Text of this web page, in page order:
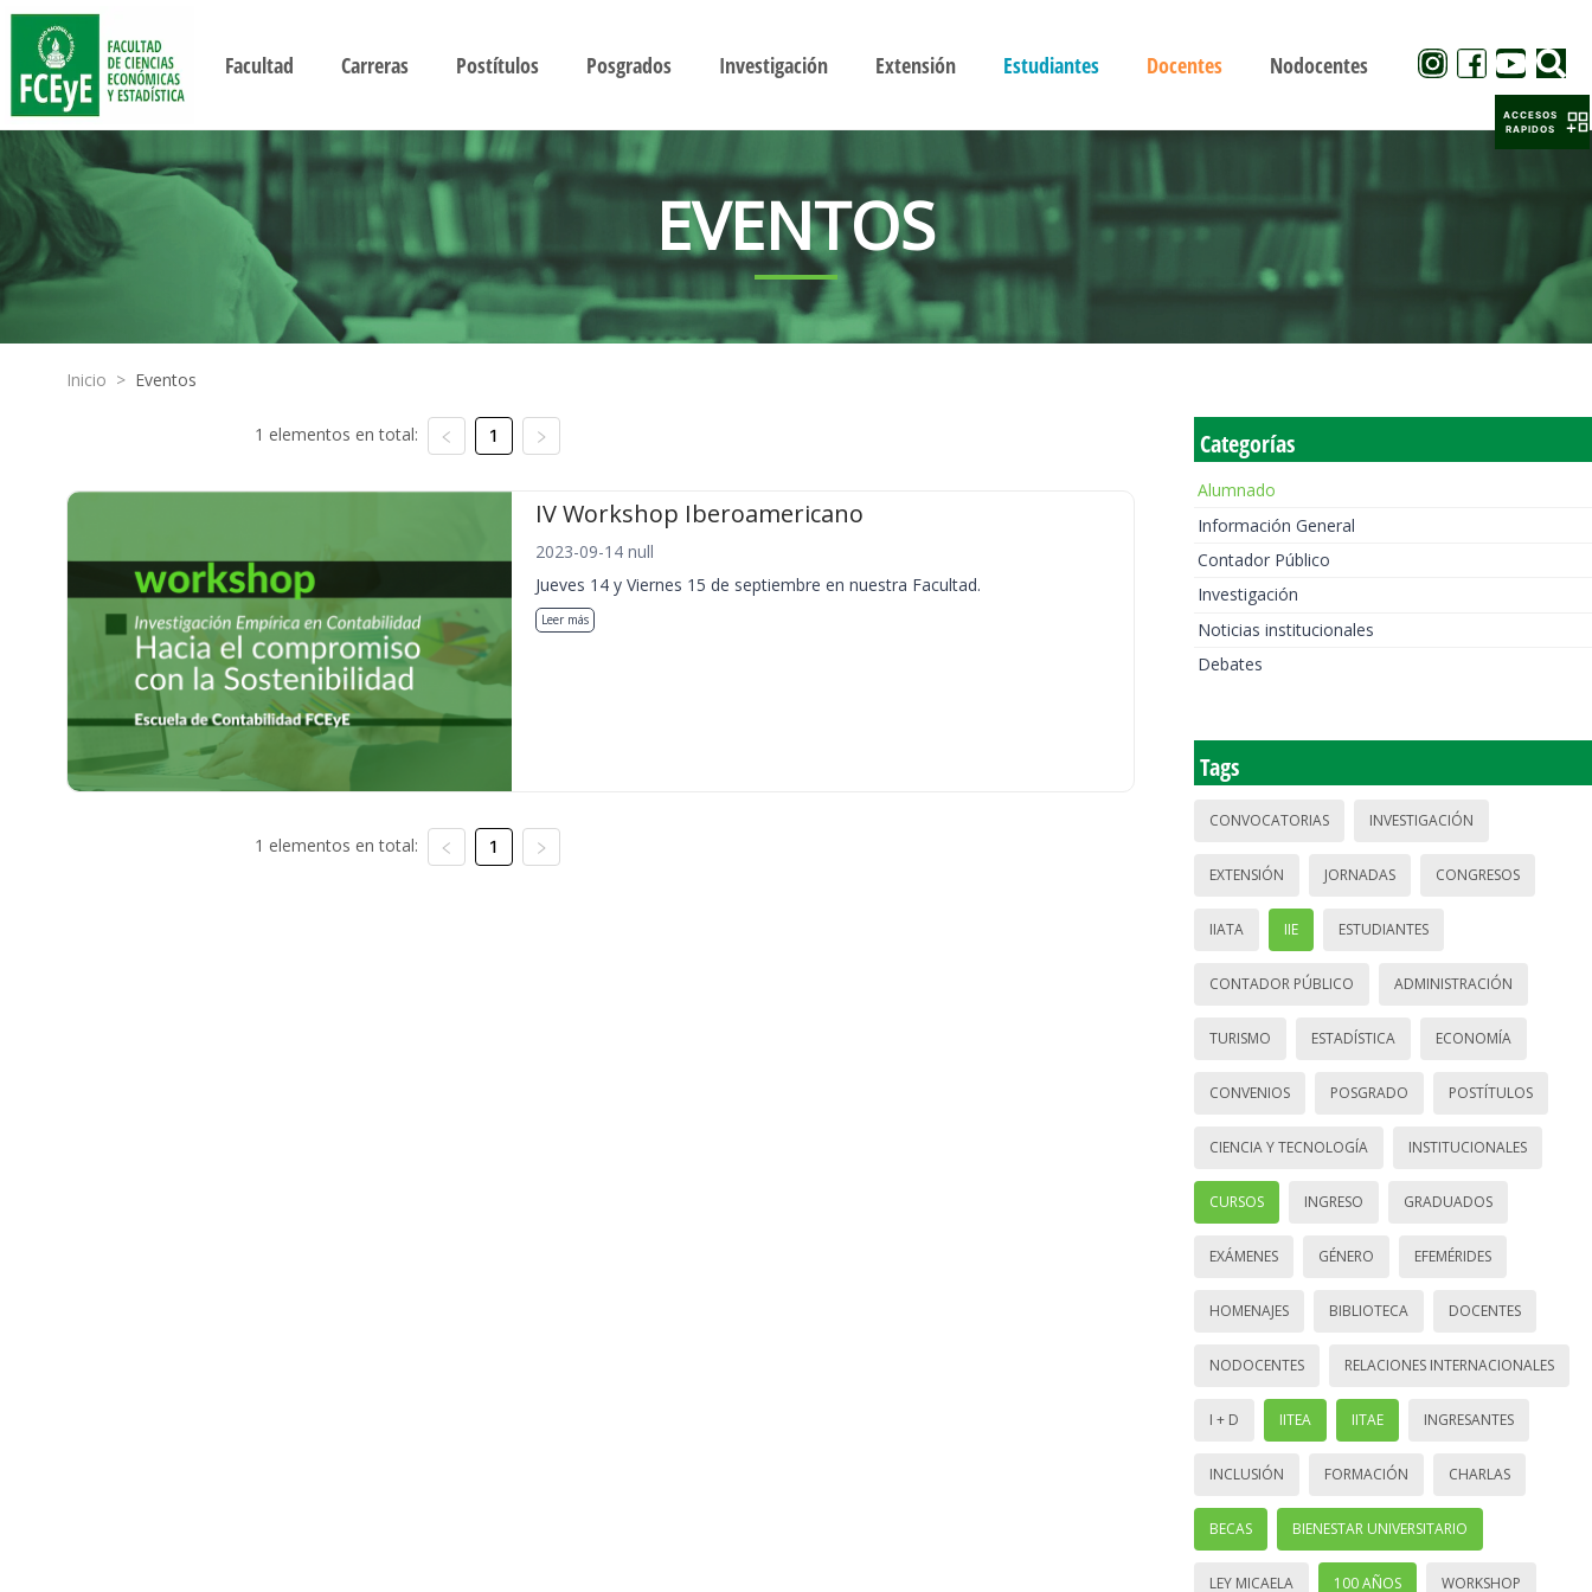
Facultad Carreras Postítulos Posgrados Investigación Extensión Estudiantes Docentes Nodocentes
EVENTOS
Inicio > Eventos
1 elementos en total: 1
IV Workshop Iberoamericano
2023-09-14 null
Jueves 14 y Viernes 15 de septiembre en nuestra Facultad.
Leer más
1 elementos en total: 1
Categorías
Alumnado
Información General
Contador Público
Investigación
Noticias institucionales
Debates
Tags
CONVOCATORIAS INVESTIGACIÓN
EXTENSIÓN JORNADAS CONGRESOS
IIATA IIE ESTUDIANTES
CONTADOR PÚBLICO ADMINISTRACIÓN
TURISMO ESTADÍSTICA ECONOMÍA
CONVENIOS POSGRADO POSTÍTULOS
CIENCIA Y TECNOLOGÍA INSTITUCIONALES
CURSOS INGRESO GRADUADOS
EXÁMENES GÉNERO EFEMÉRIDES
HOMENAJES BIBLIOTECA DOCENTES
NODOCENTES RELACIONES INTERNACIONALES
I + D IITEA IITAE INGRESANTES
INCLUSIÓN FORMACIÓN CHARLAS
BECAS BIENESTAR UNIVERSITARIO
LEY MICAELA 100 AÑOS WORKSHOP
ACCESOS
RAPIDOS